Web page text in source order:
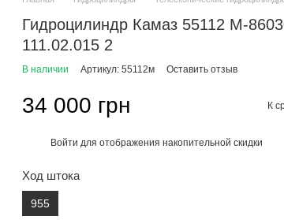
Гидроцилиндр Камаз 55112 М-
111.02.015 2
В наличии Артикул: 55112м Оставить отзыв
34 000 грн К
Войти для отображения накопительной скидки
Ход штока
955